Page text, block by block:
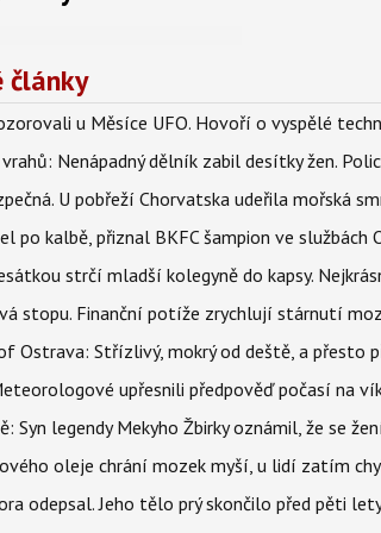
články
u Měsíce UFO. Hovoří o vyspělé
Nenápadný dělník zabil desítky žen.
U pobřeží Chorvatska udeřila mořská
po kalbě, přiznal BKFC šampion ve službách
strčí mladší kolegyně do kapsy.
stopu. Finanční potíže zrychlují stárnutí
Ostrava: Střízlivý, mokrý od deště, a přesto
upřesnili předpověď počasí na
Syn legendy Mekyho Žbirky oznámil, že se
oleje chrání mozek myší, u lidí zatím
odepsal. Jeho tělo prý skončilo před pěti